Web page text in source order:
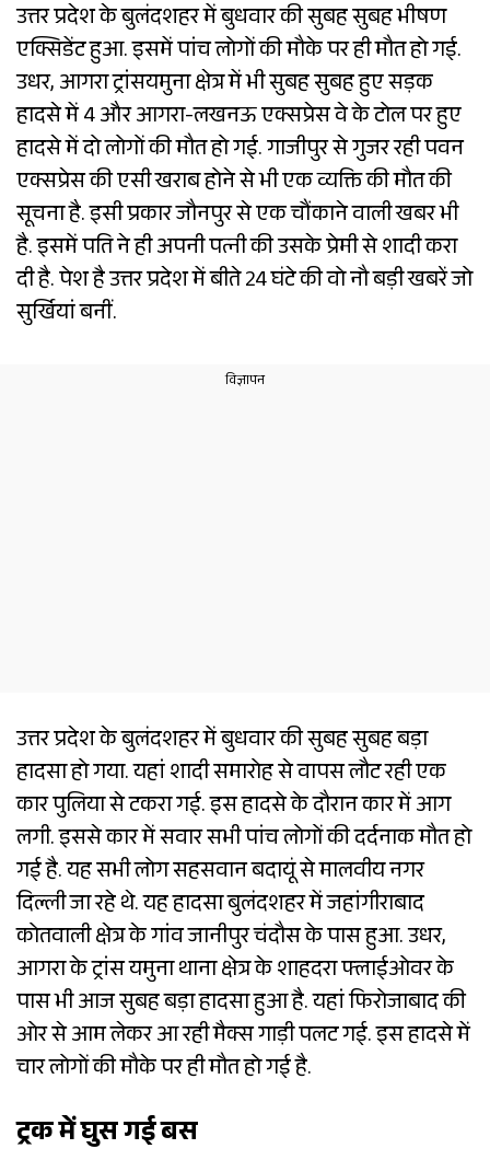
उत्तर प्रदेश के बुलंदशहर में बुधवार की सुबह सुबह भीषण
एक्सिडेंट हुआ. इसमें पांच लोगों की मौके पर ही मौत हो गई.
उधर, आगरा ट्रांसयमुना क्षेत्र में भी सुबह सुबह हुए सड़क
हादसे में 4 और आगरा-लखनऊ एक्सप्रेस वे के टोल पर हुए
हादसे में दो लोगों की मौत हो गई. गाजीपुर से गुजर रही पवन
एक्सप्रेस की एसी खराब होने से भी एक व्यक्ति की मौत की
सूचना है. इसी प्रकार जौनपुर से एक चौंकाने वाली खबर भी
है. इसमें पति ने ही अपनी पत्नी की उसके प्रेमी से शादी करा
दी है. पेश है उत्तर प्रदेश में बीते 24 घंटे की वो नौ बड़ी खबरें जो
सुर्खियां बनीं.
उत्तर प्रदेश के बुलंदशहर में बुधवार की सुबह सुबह बड़ा
हादसा हो गया. यहां शादी समारोह से वापस लौट रही एक
कार पुलिया से टकरा गई. इस हादसे के दौरान कार में आग
लगी. इससे कार में सवार सभी पांच लोगों की दर्दनाक मौत हो
गई है. यह सभी लोग सहसवान बदायूं से मालवीय नगर
दिल्ली जा रहे थे. यह हादसा बुलंदशहर में जहांगीराबाद
कोतवाली क्षेत्र के गांव जानीपुर चंदौस के पास हुआ. उधर,
आगरा के ट्रांस यमुना थाना क्षेत्र के शाहदरा फ्लाईओवर के
पास भी आज सुबह बड़ा हादसा हुआ है. यहां फिरोजाबाद की
ओर से आम लेकर आ रही मैक्स गाड़ी पलट गई. इस हादसे में
चार लोगों की मौके पर ही मौत हो गई है.
ट्रक में घुस गई बस